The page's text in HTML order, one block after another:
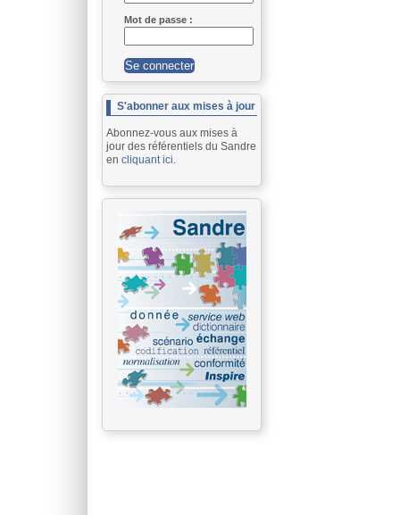
Mot de passe :
S'abonner aux mises à jour
Abonnez-vous aux mises à
jour des référentiels du Sandre
en cliquant ici.